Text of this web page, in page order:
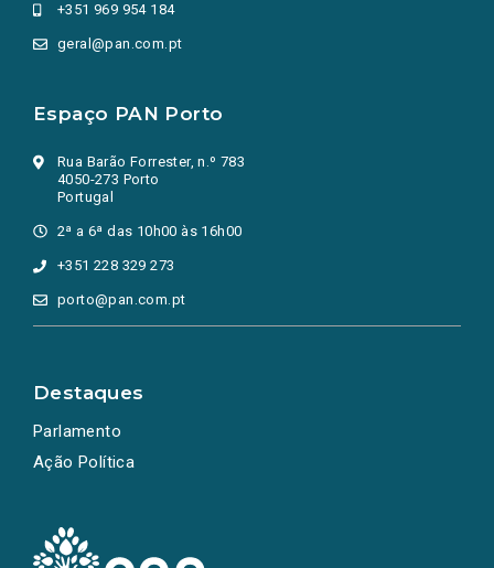
+351 969 954 184
geral@pan.com.pt
Espaço PAN Porto
Rua Barão Forrester, n.º 783
4050-273 Porto
Portugal
2ª a 6ª das 10h00 às 16h00
+351 228 329 273
porto@pan.com.pt
Destaques
Parlamento
Ação Política